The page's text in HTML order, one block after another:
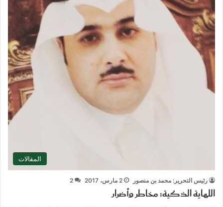
المقالات
رئيس التحرير: محمد بن منصور 2 مارس، 2017 2
اللهاية الذكية: مخاطر وأضرار